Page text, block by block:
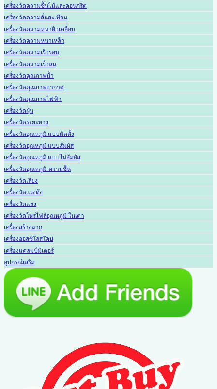
เครื่องวัดความชื้นไม้และคอนกรีต
เครื่องวัดความสั่นสะเทือน
เครื่องวัดความหนาผิวเคลือบ
เครื่องวัดความหนาเหล็ก
เครื่องวัดความเร็วรอบ
เครื่องวัดความเร็วลม
เครื่องวัดคุณภาพน้ำ
เครื่องวัดคุณภาพอากาศ
เครื่องวัดคุณภาพไฟฟ้า
เครื่องวัดฝุ่น
เครื่องวัดระยะทาง
เครื่องวัดอุณหภูมิ แบบติดตั้ง
เครื่องวัดอุณหภูมิ แบบสัมผัส
เครื่องวัดอุณหภูมิ แบบไม่สัมผัส
เครื่องวัดอุณหภูมิ-ความชื้น
เครื่องวัดเสียง
เครื่องวัดแรงดึง
เครื่องวัดแสง
เครื่องวัดโพรไฟล์อุณหภูมิ ในเตา
เครื่องสร้างฉาก
เครื่องออสซิโลสโคป
เครื่องแคลมป์มิเตอร์
อุปกรณ์เสริม